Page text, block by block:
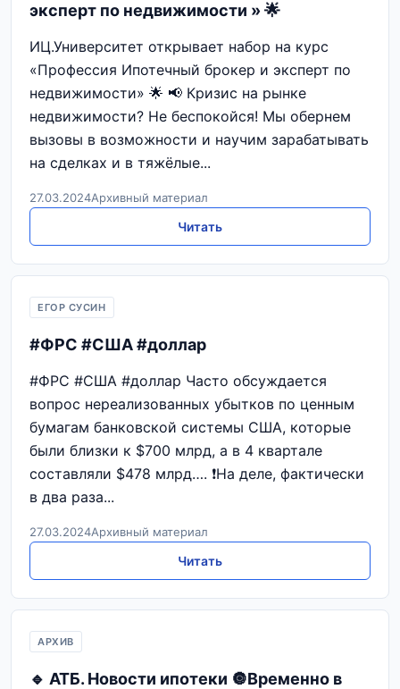
эксперт по недвижимости » 🌟
ИЦ.Университет открывает набор на курс
«Профессия Ипотечный брокер и эксперт по
недвижимости» 🌟 📢 Кризис на рынке
недвижимости? Не беспокойся! Мы обернем
вызовы в возможности и научим зарабатывать
на сделках и в тяжёлые...
27.03.2024Архивный материал
Читать
ЕГОР СУСИН
#ФРС #США #доллар
#ФРС #США #доллар Часто обсуждается
вопрос нереализованных убытков по ценным
бумагам банковской системы США, которые
были близки к $700 млрд, а в 4 квартале
составляли $478 млрд…. ❗️На деле, фактически
в два раза...
27.03.2024Архивный материал
Читать
АРХИВ
🔹 АТБ. Новости ипотеки 🔘Временно в